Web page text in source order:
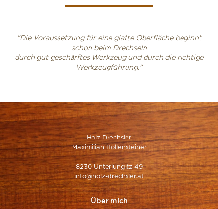
"Die Voraussetzung für eine glatte Oberfläche beginnt
schon beim Drechseln
durch gut geschärftes Werkzeug und durch die richtige
Werkzeugführung."
Holz Drechsler
Maximilian Hollensteiner
8230 Unterlungitz 49
info@holz-drechsler.at
Über mich